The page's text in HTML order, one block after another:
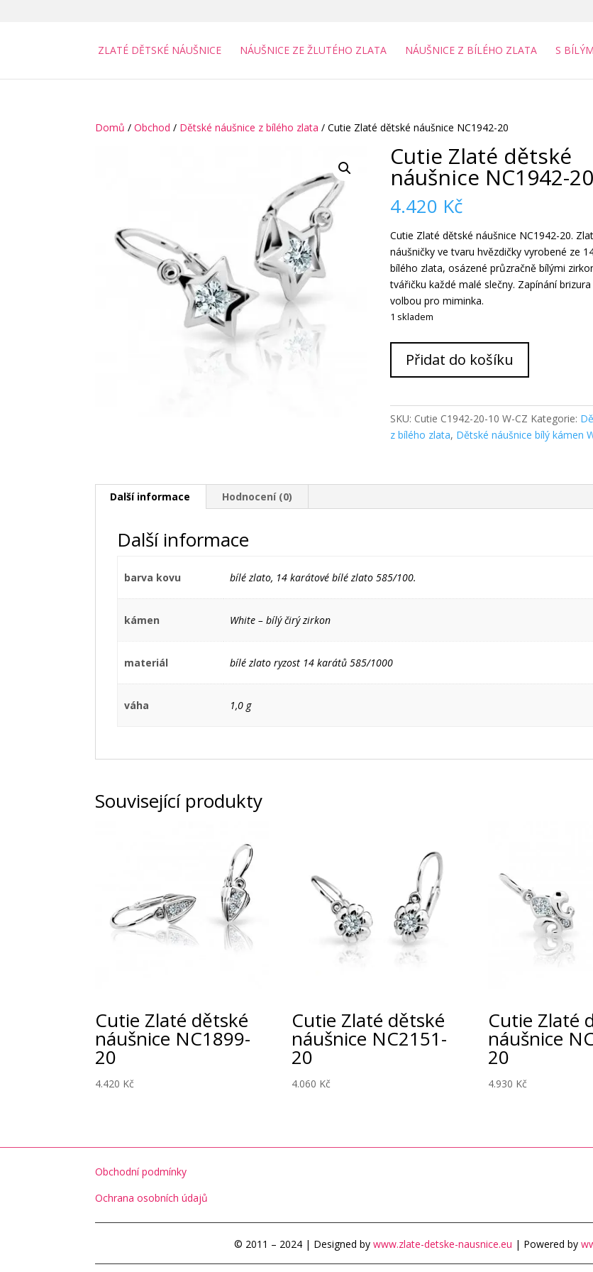
ZLATÉ DĚTSKÉ NÁUŠNICE NÁUŠNICE ZE ŽLUTÉHO ZLATA NÁUŠNICE Z BÍLÉHO ZLATA S
Domů /Obchod / Dětské náušnice z bílého zlata / Cutie Zlaté dětské náušnice NC1942-20
Cutie Zlaté dětské
náušnice NC1942-20
4.420 Kč
Cutie Zlaté dětské náušnice NC1942-20.
náušničky ve tvaru hvězdičky vyrobené ze
bílého zlata, osázené průzračně bílými
tvářičku každé malé slečny. Zapínání
volbou pro miminka.
1 skladem
Zlaté
dětské
NC1942-
20
Přidat do košíku
SKU: Cutie C1942-20-10 W-CZ Kategorie:
z bílého zlata, Dětské náušnice bílý kámen
Další informace Hodnocení (0)
Další informace
barva kovu bílé zlato, 14 karátové bílé zlato 585/100.
kámen White – bílý čirý zirkon
materiál bílé zlato ryzost 14 karátů 585/1000
váha 1,0 g
Související produkty
Cutie Zlaté dětské
náušnice NC1899-
20
4.420 Kč
Cutie Zlaté dětské
náušnice NC2151-
20
4.060 Kč
Cutie Zlaté
náušnice
20
4.930 Kč
Obchodní podmínky
Ochrana osobních údajů
© 2011 – 2024 | Designed by www.zlate-detske-nausnice.eu | Powered by